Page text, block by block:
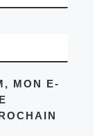
MON E-